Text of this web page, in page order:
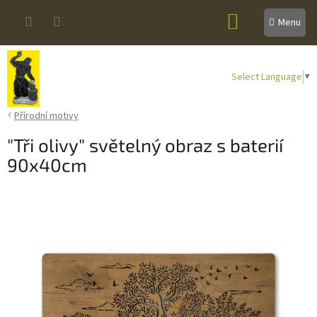
Select Language ▼
NÁKUPNÍ
KOŠÍK
Přírodní motivy
"Tři olivy" světelný obraz s baterií
90x40cm